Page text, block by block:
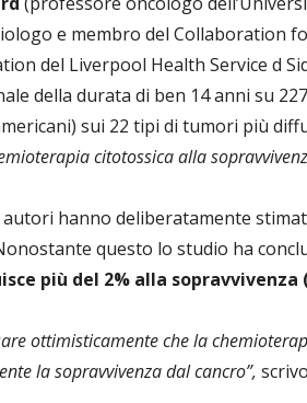
e membro del Collaboration
del Liverpool Health Service d
della durata di ben 14 anni su
sui 22 tipi di tumori più
citotossica alla
hanno deliberatamente
questo lo studio ha
più del 2% alla sopravvivenza
ottimisticamente che la
la sopravvivenza dal cancro”,